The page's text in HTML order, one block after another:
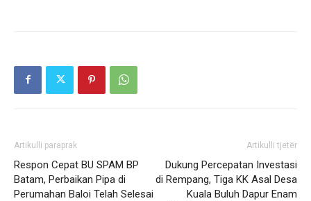
Artikulli paraprak
Respon Cepat BU SPAM BP
Batam, Perbaikan Pipa di
Perumahan Baloi Telah Selesai
Artikulli tjetër
Dukung Percepatan Investasi
di Rempang, Tiga KK Asal Desa
Kuala Buluh Dapur Enam